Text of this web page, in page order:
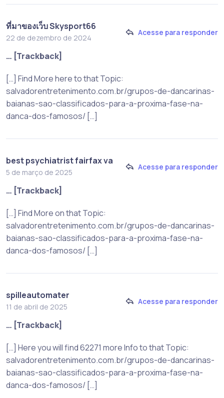
ที่มาของเว็บ Skysport66
22 de dezembro de 2024
Acesse para responder
… [Trackback]
[…] Find More here to that Topic:
salvadorentretenimento.com.br/grupos-de-dancarinas-
baianas-sao-classificados-para-a-proxima-fase-na-
danca-dos-famosos/ […]
best psychiatrist fairfax va
5 de março de 2025
Acesse para responder
… [Trackback]
[…] Find More on that Topic:
salvadorentretenimento.com.br/grupos-de-dancarinas-
baianas-sao-classificados-para-a-proxima-fase-na-
danca-dos-famosos/ […]
spilleautomater
11 de abril de 2025
Acesse para responder
… [Trackback]
[…] Here you will find 62271 more Info to that Topic:
salvadorentretenimento.com.br/grupos-de-dancarinas-
baianas-sao-classificados-para-a-proxima-fase-na-
danca-dos-famosos/ […]